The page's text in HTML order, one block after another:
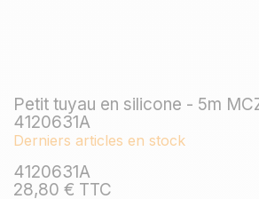
Petit tuyau en silicone - 5m
4120631A
Derniers articles en stock
4120631A
28,80 € TTC